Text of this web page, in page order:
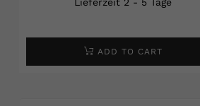
ADD TO CART